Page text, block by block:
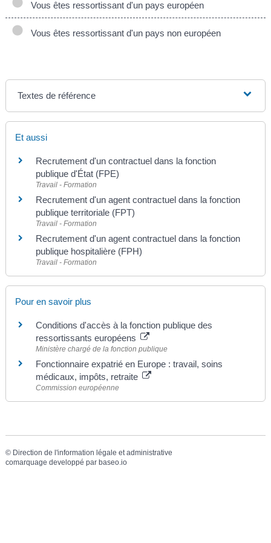
Vous êtes ressortissant d'un pays européen
Vous êtes ressortissant d'un pays non européen
Textes de référence
Et aussi
Recrutement d'un contractuel dans la fonction
publique d'État (FPE)
Travail - Formation
Recrutement d'un agent contractuel dans la fonction
publique territoriale (FPT)
Travail - Formation
Recrutement d'un agent contractuel dans la fonction
publique hospitalière (FPH)
Travail - Formation
Pour en savoir plus
Conditions d'accès à la fonction publique des
ressortissants européens
Ministère chargé de la fonction publique
Fonctionnaire expatrié en Europe : travail, soins
médicaux, impôts, retraite
Commission européenne
© Direction de l'information légale et administrative
comarquage developpé par baseo.io